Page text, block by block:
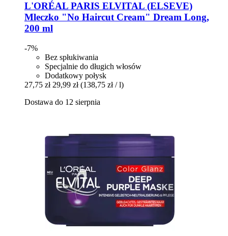
L'ORÉAL PARIS ELVITAL (ELSEVE)
Mleczko "No Haircut Cream" Dream Long,
200 ml
-7%
Bez spłukiwania
Specjalnie do długich włosów
Dodatkowy połysk
27,75 zł 29,99 zł (138,75 zł / l)
Dostawa do 12 sierpnia